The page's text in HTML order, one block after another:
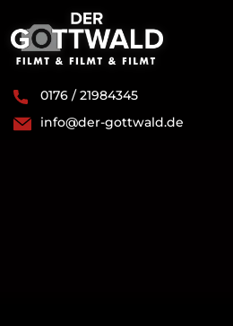
0176 / 21984345
info@der-gottwald.de